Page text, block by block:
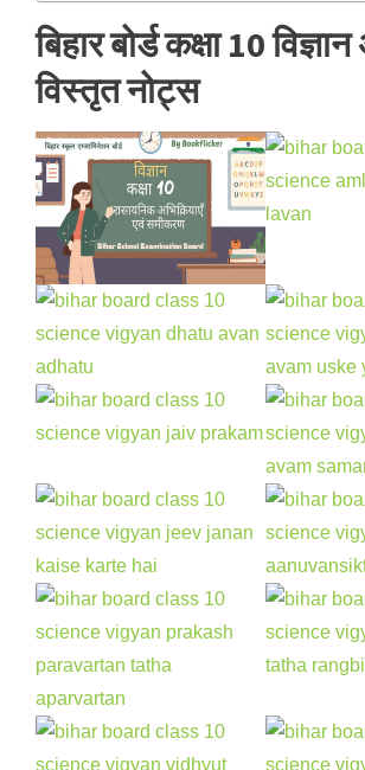
बिहार बोर्ड कक्षा 10
विस्तृत नोट्स